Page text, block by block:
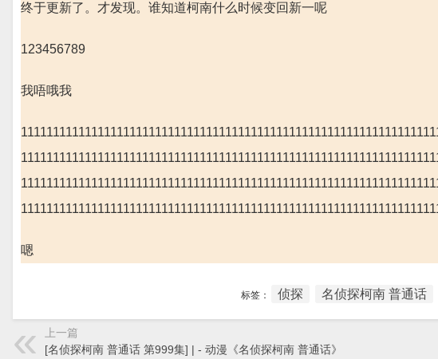
终于更新了。才发现。谁知道柯南什么时候变回新一呢
123456789
我唔哦我
嗯
标签： 侦探 名侦探柯南 普通话
上一篇
[名侦探柯南 普通话 第999集] | - 动漫《名侦探柯南 普通话》